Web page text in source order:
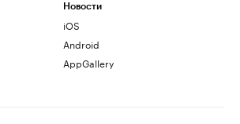
Новости
iOS
Android
AppGallery